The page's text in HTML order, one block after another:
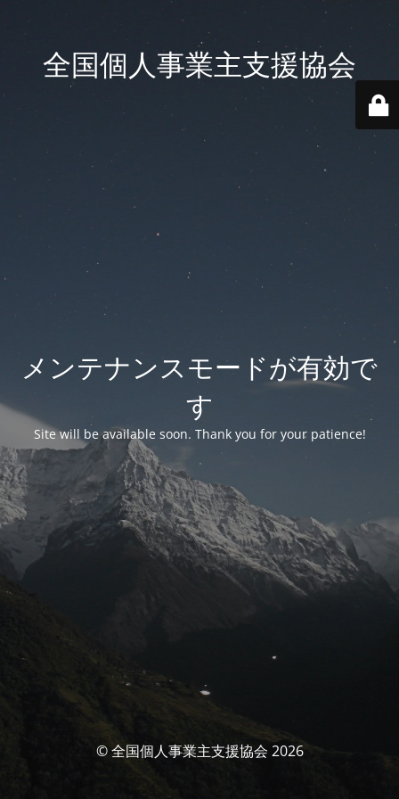
全国個人事業主支援協会
メンテナンスモードが有効で
す
Site will be available soon. Thank you for your patience!
© 全国個人事業主支援協会 2026